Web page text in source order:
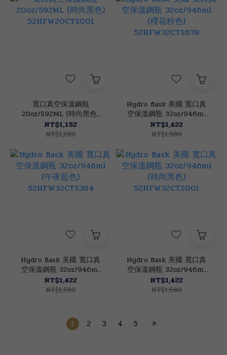
寬口真空保溫鋼瓶
20oz/592ML (時尚黑色)
52HFW20CTS001
NT$1,152
NT$1,280
Hydro flask 美國 寬口真
空保溫鋼瓶 32oz/946ml
(櫻花粉色)
52HFW32CTS678
NT$1,422
NT$1,580
Hydro flask 美國 寬口真
空保溫鋼瓶 32oz/946ml
(午夜藍色)
52HFW32CTS384
NT$1,422
NT$1,580
Hydro flask 美國 寬口真
空保溫鋼瓶 32oz/946ml
(時尚黑色)
52HFW32CTS001
NT$1,422
NT$1,580
1 2 3 4 5 »